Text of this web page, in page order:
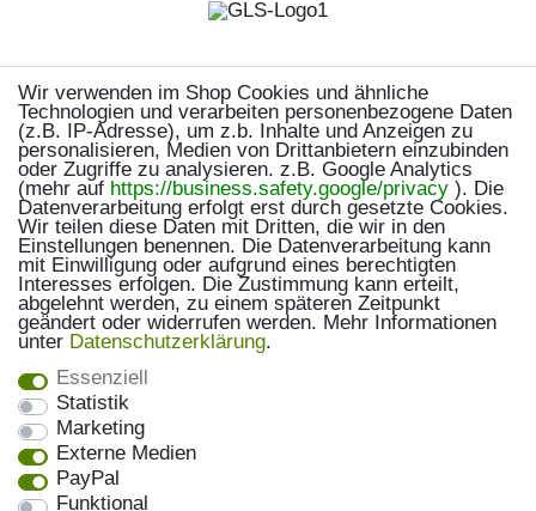
Wir verwenden im Shop Cookies und ähnliche
Technologien und verarbeiten personenbezogene Daten
(z.B. IP-Adresse), um z.b. Inhalte und Anzeigen zu
personalisieren, Medien von Drittanbietern einzubinden
oder Zugriffe zu analysieren. z.B. Google Analytics
(mehr auf https://business.safety.google/privacy ). Die
Datenverarbeitung erfolgt erst durch gesetzte Cookies.
Wir teilen diese Daten mit Dritten, die wir in den
Einstellungen benennen. Die Datenverarbeitung kann
mit Einwilligung oder aufgrund eines berechtigten
Interesses erfolgen. Die Zustimmung kann erteilt,
abgelehnt werden, zu einem späteren Zeitpunkt
geändert oder widerrufen werden. Mehr Informationen
unter Daten­schutz­erklärung.
Essenziell
Statistik
Marketing
Externe Medien
PayPal
Funktional